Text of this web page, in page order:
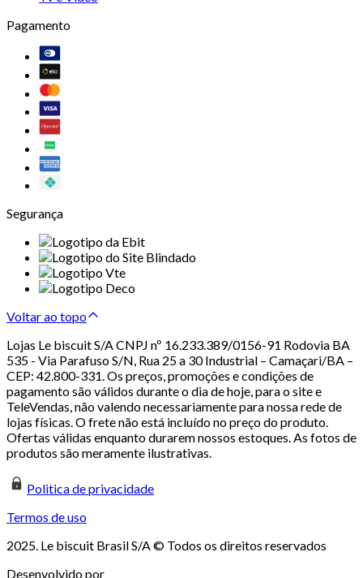
Pagamento
Segurança
Voltar ao topo
Lojas Le biscuit S/A CNPJ nº 16.233.389/0156-91 Rodovia BA
535 - Via Parafuso S/N, Rua 25 a 30 Industrial – Camaçari/BA –
CEP: 42.800-331. Os preços, promoções e condições de
pagamento são válidos durante o dia de hoje, para o site e
TeleVendas, não valendo necessariamente para nossa rede de
lojas físicas. O frete não está incluído no preço do produto.
Ofertas válidas enquanto durarem nossos estoques. As fotos de
produtos são meramente ilustrativas.
Politica de privacidade
Termos de uso
2025. Le biscuit Brasil S/A © Todos os direitos reservados
Desenvolvido por